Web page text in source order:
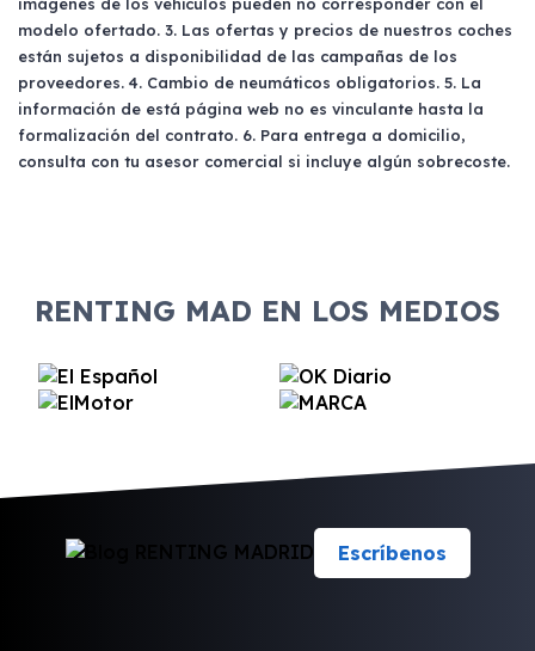
aparcamientos y peajes. También se
benefician de la reducción de emisiones
contaminantes, lo que contribuye a mejorar la
calidad del aire.
carnet de conducir válido. También es
importante tener solvencia económica
demostrable y no estar en listas de
morosidad.
modelo ofertado. 3. Las ofertas y precios de nuestros coches
están sujetos a disponibilidad de las campañas de los
proveedores. 4. Cambio de neumáticos obligatorios. 5. La
información de está página web no es vinculante hasta la
formalización del contrato. 6. Para entrega a domicilio,
consulta con tu asesor comercial si incluye algún sobrecoste.
RENTING MAD EN LOS MEDIOS
Escríbenos